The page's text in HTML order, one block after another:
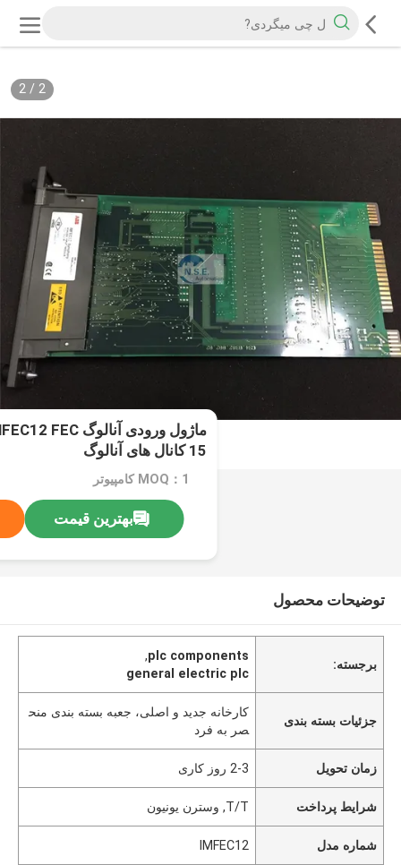
2
/
2
15 کانال های آنالوگ
MOQ：1 کامپیوتر
بهترین قیمت
توضیحات محصول
برجسته:
plc components
,
general electric plc
جزئیات بسته بندی
کارخانه جدید و اصلی، جعبه بسته بندی منح
صر به فرد
زمان تحویل 2-3 روز کاری
شرایط پرداخت T/T, وسترن یونیون
شماره مدل IMFEC12